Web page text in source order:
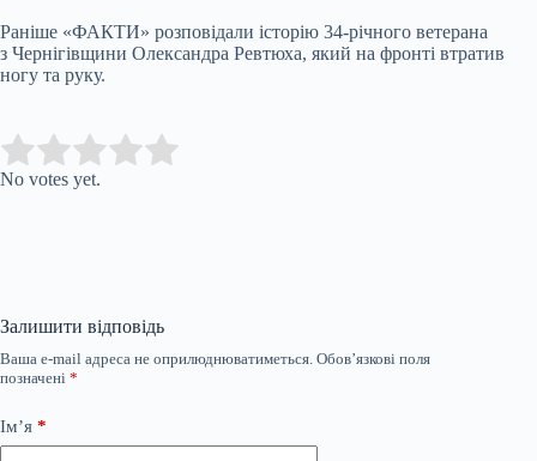
Раніше «ФАКТИ» розповідали історію 34-річного ветерана
з Чернігівщини Олександра Ревтюха, який на фронті втратив
ногу та руку.
Rate this item:
No votes yet.
Залишити відповідь
Ваша e-mail адреса не оприлюднюватиметься. Обов’язкові поля
позначені *
Ім’я *